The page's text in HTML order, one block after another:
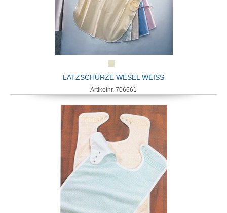
LATZSCHÜRZE WESEL WEISS
Artikelnr. 706661